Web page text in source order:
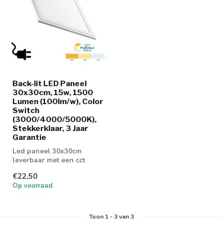
Back-lit LED Paneel
30x30cm, 15w, 1500
Lumen (100lm/w), Color
Switch
(3000/4000/5000K),
Stekkerklaar, 3 Jaar
Garantie
Led paneel 30x30cm
leverbaar met een cct
€22,50
Op voorraad
Toon 1-3van 3